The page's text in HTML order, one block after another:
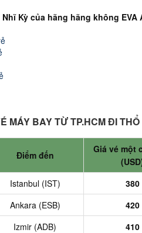
Kỳ của hãng hãng không EVA
MÁY BAY TỪ TP.HCM ĐI
Điểm đến
Giá vé một
Istanbul (IST) 380
Ankara (ESB)
420
Izmir (ADB)
410